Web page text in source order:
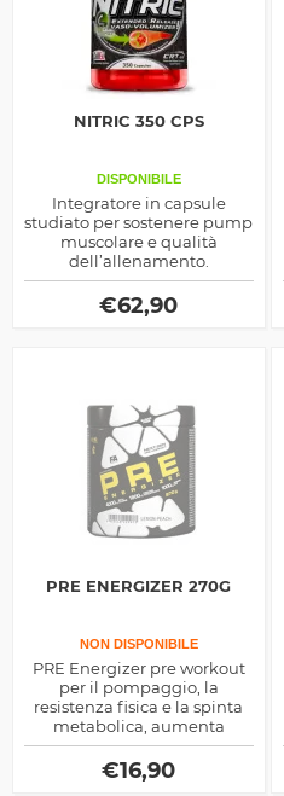
NITRIC 350 CPS
DISPONIBILE
Integratore in capsule
studiato per sostenere pump
muscolare e qualità
dell’allenamento.
€62,90
PRE ENERGIZER 270G
NON DISPONIBILE
PRE Energizer pre workout
per il pompaggio, la
resistenza fisica e la spinta
metabolica, aumenta
l'intensità di allenamento in
modo naturale, ottimo in
massa e definizione
€16,90